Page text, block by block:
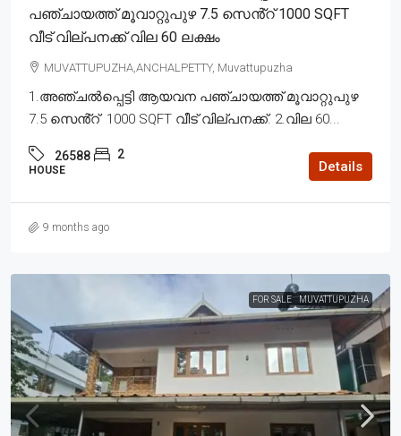
പഞ്ചായത്ത് മൂവാറ്റുപുഴ 7.5 സെൻ്റ് 1000 SQFT
വീട് വില്പനക്ക് വില 60 ലക്ഷം
MUVATTUPUZHA,ANCHALPETTY, Muvattupuzha
1.അഞ്ചൽപ്പെട്ടി ആയവന പഞ്ചായത്ത് മൂവാറ്റുപുഴ
7.5 സെൻ്റ് 1000 SQFT വീട് വില്പനക്ക്. 2.വില 60...
26588 2
HOUSE Details
9 months ago
FOR SALE MUVATTUPUZHA